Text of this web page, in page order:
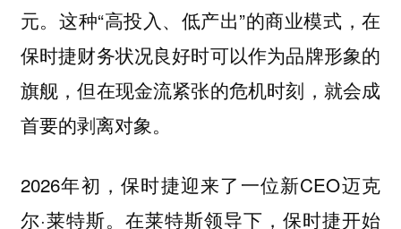
元。这种“高投入、低产出”的商业模式，在
保时捷财务状况良好时可以作为品牌形象的
旗舰，但在现金流紧张的危机时刻，就会成
首要的剥离对象。
2026年初，保时捷迎来了一位新CEO迈克
尔·莱特斯。在莱特斯领导下，保时捷开始